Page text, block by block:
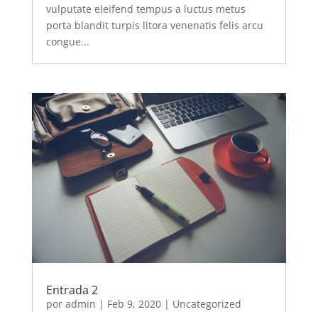
vulputate eleifend tempus a luctus metus
porta blandit turpis litora venenatis felis arcu
congue...
Entrada 2
por admin | Feb 9, 2020| Uncategorized